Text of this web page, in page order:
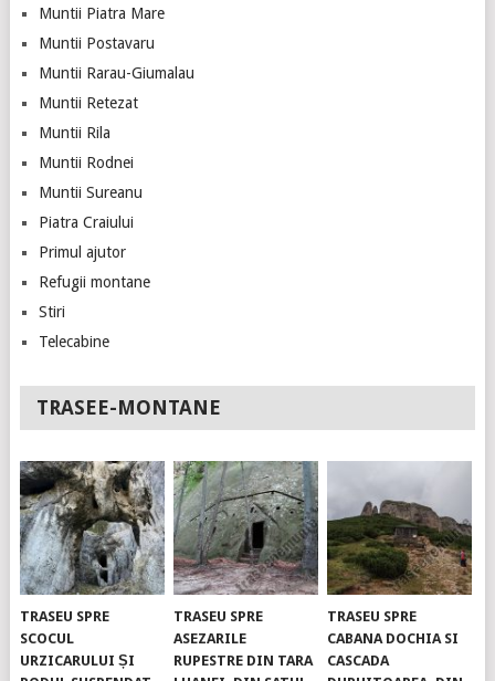
Muntii Piatra Mare
Muntii Postavaru
Muntii Rarau-Giumalau
Muntii Retezat
Muntii Rila
Muntii Rodnei
Muntii Sureanu
Piatra Craiului
Primul ajutor
Refugii montane
Stiri
Telecabine
TRASEE-MONTANE
TRASEU SPRE
SCOCUL
URZICARULUI ȘI
TRASEU SPRE
ASEZARILE
RUPESTRE DIN TARA
TRASEU SPRE
CABANA DOCHIA SI
CASCADA